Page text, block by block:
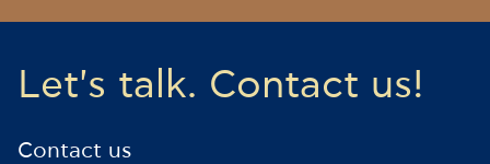
Let's talk. Contact us!
Contact us